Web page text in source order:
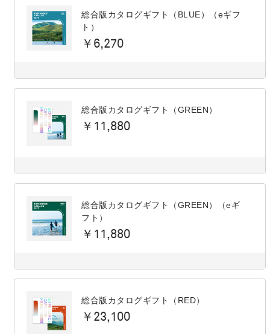
総合版カタログギフト（BLUE）（eギフ
ト）
￥6,270
総合版カタログギフト（GREEN）
￥11,880
総合版カタログギフト（GREEN）（eギ
フト）
￥11,880
総合版カタログギフト（RED）
￥23,100